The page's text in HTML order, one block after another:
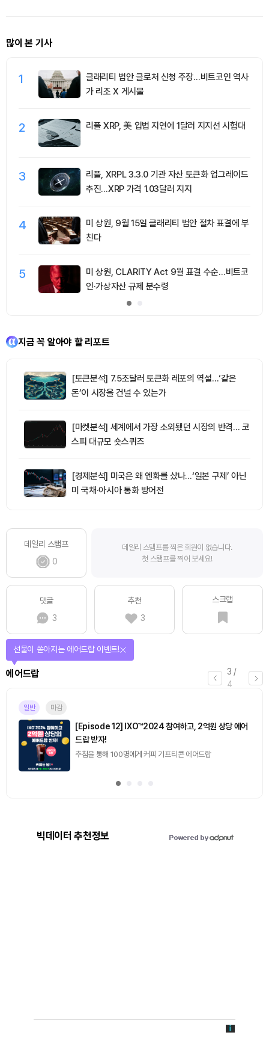
많이 본 기사
1
클래리티 법안 클로처 신청 주장…비트코인 역사
가 리조 X 게시물
2 리플 XRP, 美 입법 지연에 1달러 지지선 시험대
3
리플, XRPL 3.3.0 기관 자산 토큰화 업그레이드
추진…XRP 가격 1.03달러 지지
4
미 상원, 9월 15일 클래리티 법안 절차 표결에 부
친다
5
미 상원, CLARITY Act 9월 표결 수순…비트코
인·가상자산 규제 분수령
지금 꼭 알아야 할 리포트
[토큰분석] 7.5조달러 토큰화 레포의 역설…‘같은
돈’이 시장을 건널 수 있는가
[마켓분석] 세계에서 가장 소외됐던 시장의 반격… 코
스피 대규모 숏스퀴즈
[경제분석] 미국은 왜 엔화를 샀나…‘일본 구제’ 아닌
미 국채·아시아 통화 방어전
데일리 스탬프
0
데일리 스탬프를 찍은 회원이 없습니다.
첫 스탬프를 찍어 보세요!
댓글
3
추천
3
스크랩
3 /
4
에어드랍
선물이 쏟아지는 에어드랍 이벤트!
일반 마감
[Episode 12] IXO™2024 참여하고, 2억원 상당 에어
드랍 받자!
추첨을 통해 100명에게 커피 기프티콘 에어드랍
빅데이터 추천정보